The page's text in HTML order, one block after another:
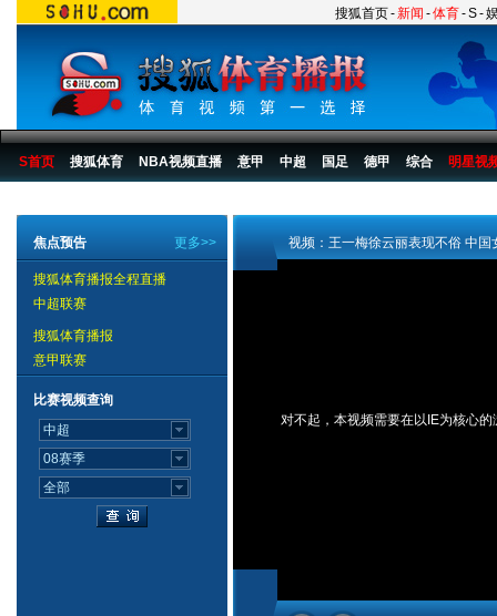
搜狐首页-新闻 -体育-S-
S首页 搜狐体育 NBA视频直播 意甲 中超 国足 德甲 综合 明星视
更多>>
焦点预告
搜狐体育播报全程直播
中超联赛
搜狐体育播报
意甲联赛
比赛视频查询
视频：王一梅徐云丽表现不俗 中国
对不起，本视频需要在以IE为核心的